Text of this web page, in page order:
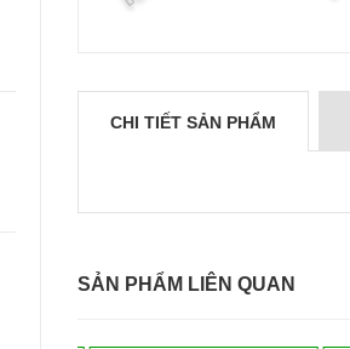
CHI TIẾT SẢN PHẨM
SẢN PHẨM LIÊN QUAN